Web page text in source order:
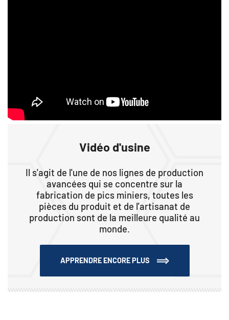
Vidéo d'usine
Il s'agit de l'une de nos lignes de production
avancées qui se concentre sur la
fabrication de pics miniers, toutes les
pièces du produit et de l'artisanat de
production sont de la meilleure qualité au
monde.
APPRENDRE ENCORE PLUS